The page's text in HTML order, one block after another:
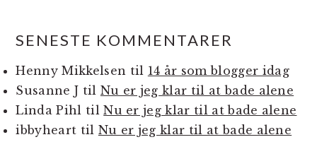
SENESTE KOMMENTARER
Henny Mikkelsen til 14 år som blogger idag
Susanne J til Nu er jeg klar til at bade alene
Linda Pihl tilNu er jeg klar til at bade alene
ibbyheart til Nu er jeg klar til at bade alene